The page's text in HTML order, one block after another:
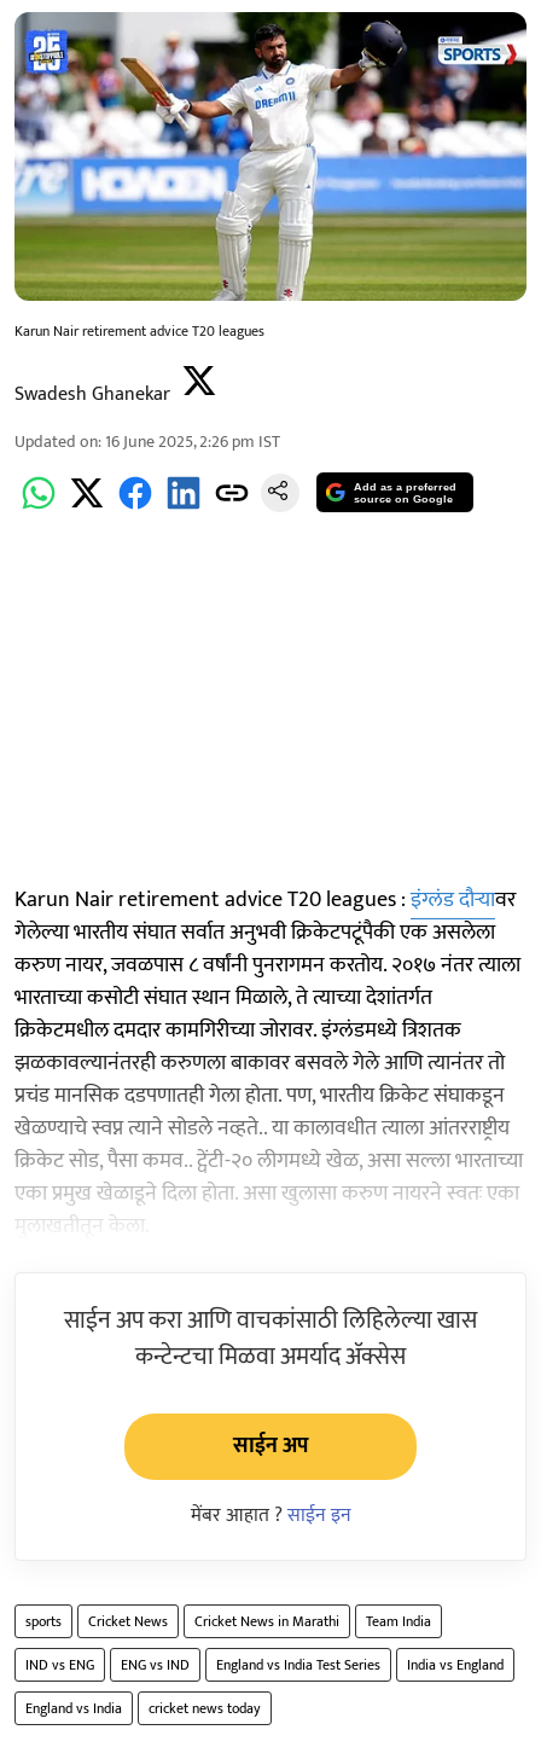
Karun Nair retirement advice T20 leagues
Swadesh Ghanekar
Updated on:16 June 2025, 2:26 pm IST
Add as a preferred
source on Google
Karun Nair retirement advice T20 leagues :इंग्लंड दौऱ्यावर
गेलेल्या भारतीय संघात सर्वात अनुभवी क्रिकेटपटूंपैकी एक असलेला
करुण नायर, जवळपास ८ वर्षांनी पुनरागमन करतोय. २०१७ नंतर त्याला
भारताच्या कसोटी संघात स्थान मिळाले, ते त्याच्या देशांतर्गत
क्रिकेटमधील दमदार कामगिरीच्या जोरावर. इंग्लंडमध्ये त्रिशतक
झळकावल्यानंतरही करुणला बाकावर बसवले गेले आणि त्यानंतर तो
प्रचंड मानसिक दडपणातही गेला होता. पण, भारतीय क्रिकेट संघाकडून
खेळण्याचे स्वप्न त्याने सोडले नव्हते.. या कालावधीत त्याला आंतरराष्ट्रीय
क्रिकेट सोड, पैसा कमव.. ट्वेंटी-२० लीगमध्ये खेळ, असा सल्ला भारताच्या
एका प्रमुख खेळाडूने दिला होता. असा खुलासा करुण नायरने स्वतः एका
मुलाखतीतून केला.
साईन अप करा आणि वाचकांसाठी लिहिलेल्या खास
कन्टेन्टचा मिळवा अमर्याद ॲक्सेस
साईन अप
मेंबर आहात ?साईन इन
sports Cricket News Cricket News in Marathi
Team India
IND vs ENG
ENG vs IND England vs India Test Series
India vs England
England vs India
cricket news today